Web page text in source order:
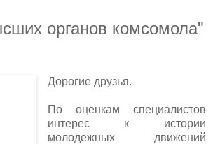
органов комсомола"
Дорогие друзья.
По оценкам специалистов
интерес к истории
молодежных движений